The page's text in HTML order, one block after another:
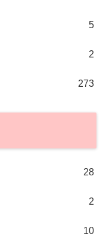
5
2
273
28
2
10